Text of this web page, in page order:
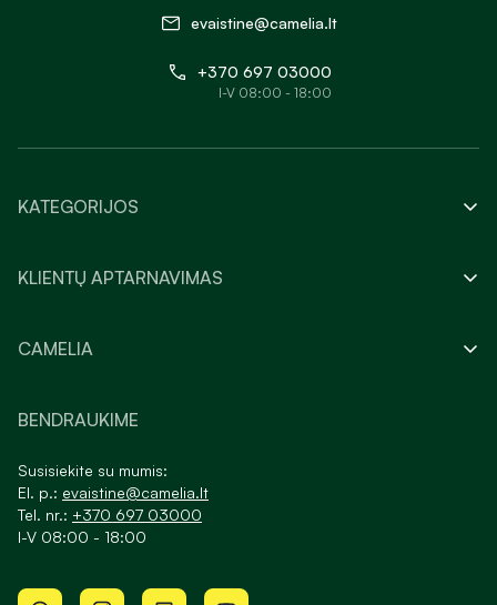
evaistine@camelia.lt
+370 697 03000
I-V 08:00 - 18:00
KATEGORIJOS
KLIENTŲ APTARNAVIMAS
CAMELIA
BENDRAUKIME
Susisiekite su mumis:
El. p.: evaistine@camelia.lt
Tel. nr.: +370 697 03000
I-V 08:00 - 18:00